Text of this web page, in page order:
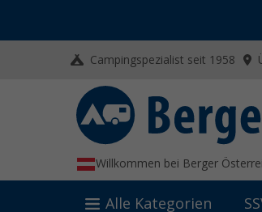
Campingspezialist seit 1958
Willkommen bei Berger
Alle Kategorien